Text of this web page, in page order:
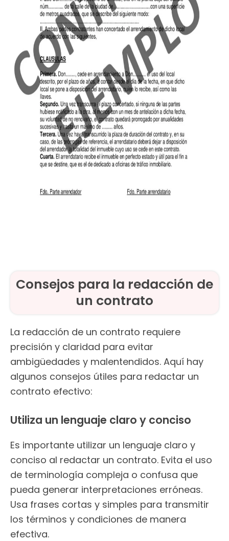
Consejos para la redacción de
un contrato
La redacción de un contrato requiere
precisión y claridad para evitar
ambigüedades y malentendidos. Aquí hay
algunos consejos útiles para redactar un
contrato efectivo:
Utiliza un lenguaje claro y conciso
Es importante utilizar un lenguaje claro y
conciso al redactar un contrato. Evita el uso
de terminología compleja o confusa que
pueda generar interpretaciones erróneas.
Usa frases cortas y simples para transmitir
los términos y condiciones de manera
efectiva.